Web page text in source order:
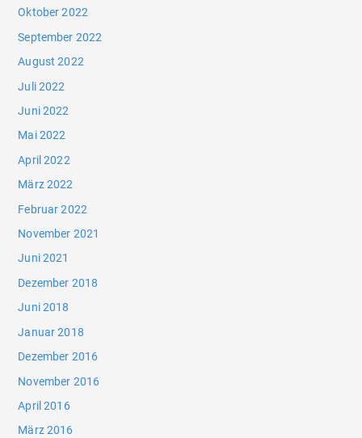
Oktober 2022
September 2022
August 2022
Juli 2022
Juni 2022
Mai 2022
April 2022
März 2022
Februar 2022
November 2021
Juni 2021
Dezember 2018
Juni 2018
Januar 2018
Dezember 2016
November 2016
April 2016
März 2016